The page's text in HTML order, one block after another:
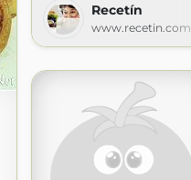
Recetín
www.recetin.com